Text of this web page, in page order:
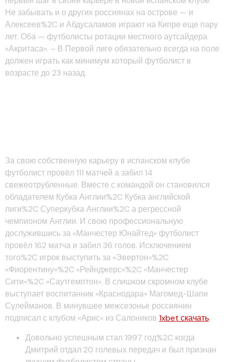
Не забывать и о других россиянах на острове — и
Алексеев%2C и Абдусаламов играют на Кипре еще пару
лет. Оба — футболисты ротации местного аутсайдера
«Акритаса». – В Первой лиге обязательно всегда на поле
должен играть как минимум который футболист в
возрасте до 23 назад.
За свою собственную карьеру в испанском клубе
футболист провёл 111 матчей а забил 14
свежеотрубленные. Вместе с командой он становился
обладателем Кубка Англии%2C Кубка английской
лиги%2C Суперкубка Англии%2C а регрессной
чемпионом Англии. И свою профессиональную
дослужившись за «Манчестер Юнайтед» футболист
провёл 162 матча и забил 36 голов. Исключением
того%2C игрок выступить за «Эвертон»%2C
«Фиорентину»%2C «Рейнджерс»%2C «Манчестер
Сити»%2C «Саутгемптон». В слишком скромном клубе
выступает воспитанник «Краснодара» Магомед-Шапи
Сулейманов. В минувшее межсезонье россиянин
подписал с клубом «Арис» из Салоников 1xbet скачать.
Довольно успешным стал 1997 год%2C когда
Дмитрий отдал 20 голевых передач и был признан